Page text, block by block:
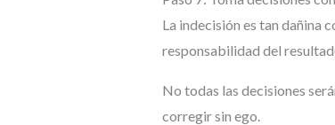
La indecisión es tan dañina
responsabilidad del
No todas las decisiones
corregir sin ego.